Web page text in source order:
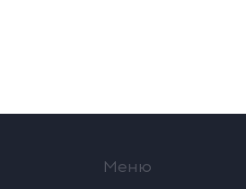
Меню